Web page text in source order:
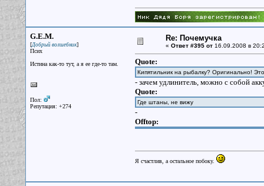
G.E.M.
[Добрый волшебник]
Псих
Истина как-то тут, а я ее где-то там.
Пол:
Репутация: +274
Re: Почемучка
« Ответ #395 от16.09.2008 в
Quote:
Кипятильник на рыбалку? Оригинально!
- зачем удлинитель, можно с собой
Quote:
Где штаны, не вижу
-
Offtop:
Я счастлив, а остальное побоку.